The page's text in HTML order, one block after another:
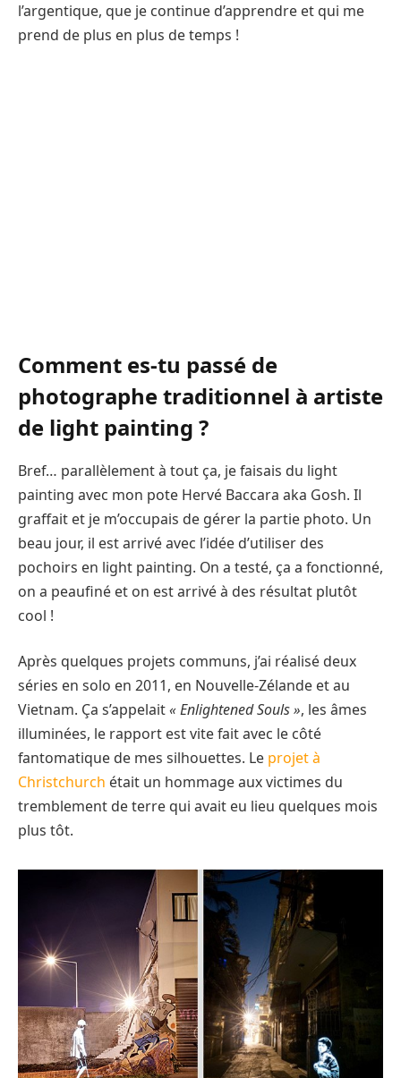
l’argentique, que je continue d’apprendre et qui me
prend de plus en plus de temps !
Comment es-tu passé de
photographe traditionnel à artiste
de light painting ?
Bref… parallèlement à tout ça, je faisais du light
painting avec mon pote Hervé Baccara aka Gosh. Il
graffait et je m’occupais de gérer la partie photo. Un
beau jour, il est arrivé avec l’idée d’utiliser des
pochoirs en light painting. On a testé, ça a fonctionné,
on a peaufiné et on est arrivé à des résultat plutôt
cool !
Après quelques projets communs, j’ai réalisé deux
séries en solo en 2011, en Nouvelle-Zélande et au
Vietnam. Ça s’appelait« Enlightened Souls », les âmes
illuminées, le rapport est vite fait avec le côté
fantomatique de mes silhouettes. Le projet à
Christchurch était un hommage aux victimes du
tremblement de terre qui avait eu lieu quelques mois
plus tôt.